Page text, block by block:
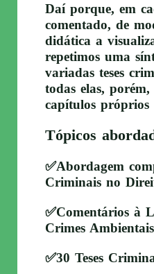
Daí porque, em
comentado, de
didática a
repetimos uma
variadas teses
todas elas,
capítulos próprios
Tópicos
✅Abordagem
Criminais no
✅Comentários à
Crimes Ambientais
✅30 Teses